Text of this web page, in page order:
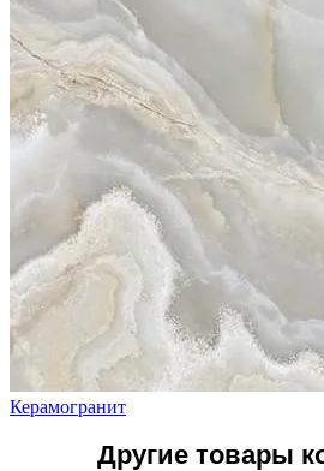
Керамогранит
Другие товары